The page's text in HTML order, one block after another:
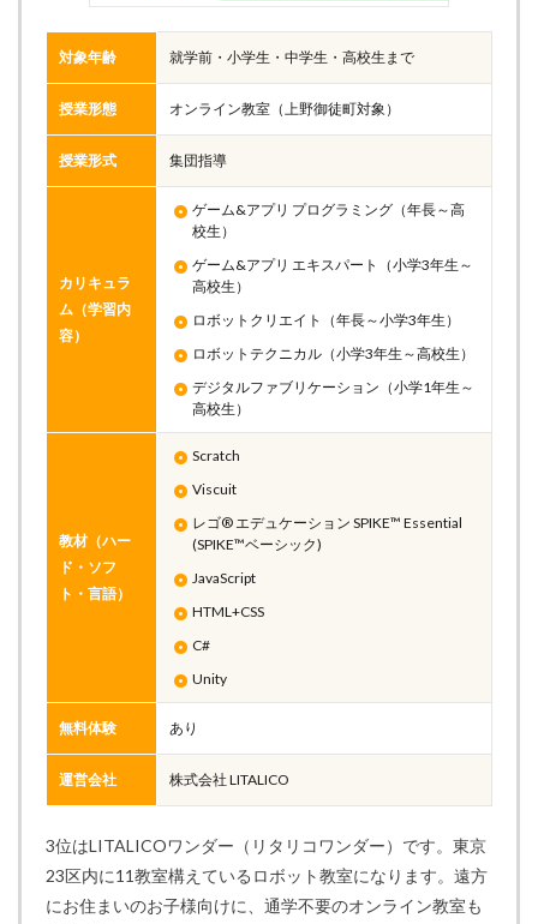
対象年齢 就学前・小学生・中学生・高校生まで
授業形態 オンライン教室（上野御徒町対象）
授業形式 集団指導
カリキュラ
ム（学習内
容）
ゲーム&アプリ プログラミング（年長～高
校生）
ゲーム&アプリ エキスパート（小学3年生～
高校生）
ロボットクリエイト（年長～小学3年生）
ロボットテクニカル（小学3年生～高校生）
デジタルファブリケーション（小学1年生～
高校生）
教材（ハー
ド・ソフ
ト・言語）
Scratch
Viscuit
レゴ® エデュケーション SPIKE™ Essential
(SPIKE™ベーシック)
JavaScript
HTML+CSS
C#
Unity
無料体験 あり
運営会社 株式会社 LITALICO
3位はLITALICOワンダー（リタリコワンダー）です。東京
23区内に11教室構えているロボット教室になります。遠方
にお住まいのお子様向けに、通学不要のオンライン教室も